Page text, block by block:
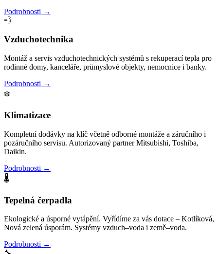
Podrobnosti →
💨
Vzduchotechnika
Montáž a servis vzduchotechnických systémů s rekuperací tepla pro
rodinné domy, kanceláře, průmyslové objekty, nemocnice i banky.
Podrobnosti →
❄️
Klimatizace
Kompletní dodávky na klíč včetně odborné montáže a záručního i
pozáručního servisu. Autorizovaný partner Mitsubishi, Toshiba,
Daikin.
Podrobnosti →
🌡️
Tepelná čerpadla
Ekologické a úsporné vytápění. Vyřídíme za vás dotace – Kotlíková,
Nová zelená úsporám. Systémy vzduch–voda i země–voda.
Podrobnosti →